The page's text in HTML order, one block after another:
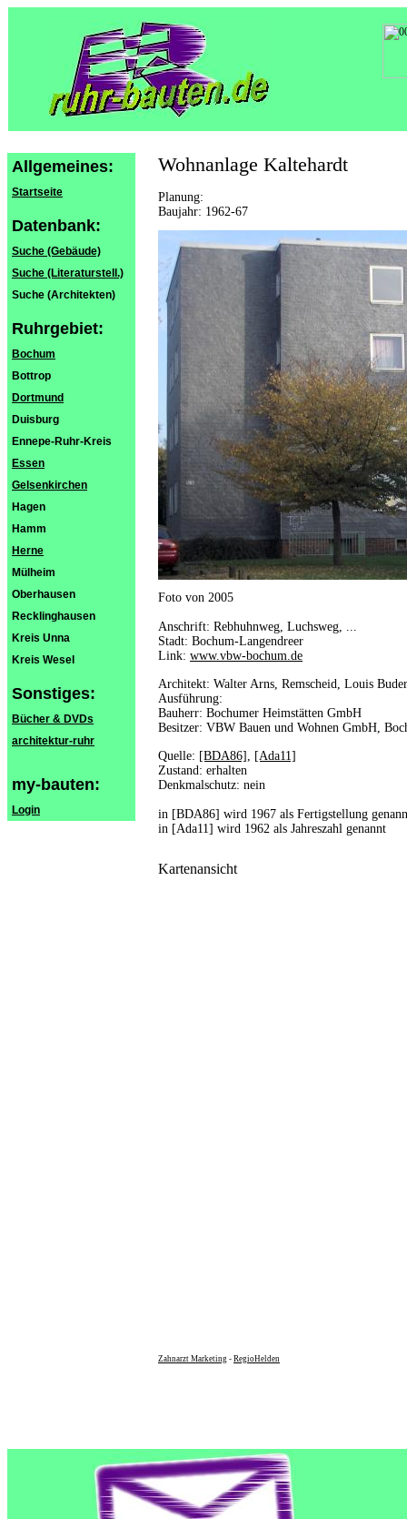
Allgemeines:
Startseite
Datenbank:
Suche (Gebäude)
Suche (Literaturstell.)
Suche (Architekten)
Ruhrgebiet:
Bochum
Bottrop
Dortmund
Duisburg
Ennepe-Ruhr-Kreis
Essen
Gelsenkirchen
Hagen
Hamm
Herne
Mülheim
Oberhausen
Recklinghausen
Kreis Unna
Kreis Wesel
Sonstiges:
Bücher & DVDs
architektur-ruhr
my-bauten:
Login
Wohnanlage Kaltehardt
Planung:
Baujahr: 1962-67
Foto von 2005
Anschrift: Rebhuhnweg, Luchsweg, ...
Stadt: Bochum-Langendreer
Link: www.vbw-bochum.de
Architekt: Walter Arns, Remscheid, Louis
Ausführung:
Bauherr: Bochumer Heimstätten GmbH
Besitzer: VBW Bauen und Wohnen GmbH,
Quelle: [BDA86] , [Ada11]
Zustand: erhalten
Denkmalschutz: nein
in [BDA86] wird 1967 als Fertigstellung
in [Ada11] wird 1962 als Jahreszahl genannt
Kartenansicht
Zahnarzt Marketing - RegioHelden